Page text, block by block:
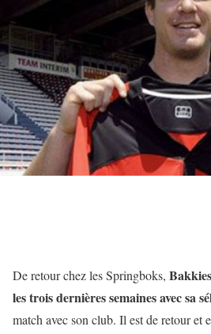
De retour chez les Springboks,
les trois dernières semaines avec sa
match avec son club. Il est de retour et